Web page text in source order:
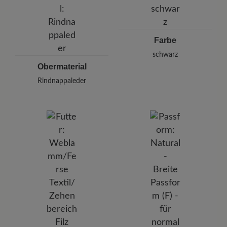
E-mail:
kundenbetreuung@baer-schuhe.de
Obermaterial
Rindnappaleder
Farbe
schwarz